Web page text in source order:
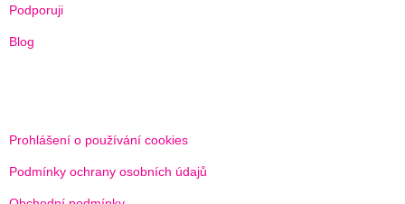
Podporuji
Blog
Prohlášení o používání cookies
Podmínky ochrany osobních údajů